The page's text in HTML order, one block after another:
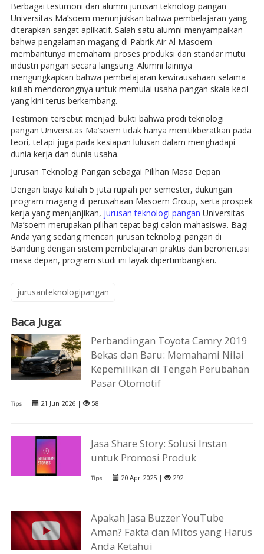
Berbagai testimoni dari alumni jurusan teknologi pangan
Universitas Ma’soem menunjukkan bahwa pembelajaran yang
diterapkan sangat aplikatif. Salah satu alumni menyampaikan
bahwa pengalaman magang di Pabrik Air Al Masoem
membantunya memahami proses produksi dan standar mutu
industri pangan secara langsung. Alumni lainnya
mengungkapkan bahwa pembelajaran kewirausahaan selama
kuliah mendorongnya untuk memulai usaha pangan skala kecil
yang kini terus berkembang.
Testimoni tersebut menjadi bukti bahwa prodi teknologi
pangan Universitas Ma’soem tidak hanya menitikberatkan pada
teori, tetapi juga pada kesiapan lulusan dalam menghadapi
dunia kerja dan dunia usaha.
Jurusan Teknologi Pangan sebagai Pilihan Masa Depan
Dengan biaya kuliah 5 juta rupiah per semester, dukungan
program magang di perusahaan Masoem Group, serta prospek
kerja yang menjanjikan, jurusan teknologi pangan Universitas
Ma’soem merupakan pilihan tepat bagi calon mahasiswa. Bagi
Anda yang sedang mencari jurusan teknologi pangan di
Bandung dengan sistem pembelajaran praktis dan berorientasi
masa depan, program studi ini layak dipertimbangkan.
jurusanteknologipangan
Baca Juga:
Perbandingan Toyota Camry 2019
Bekas dan Baru: Memahami Nilai
Kepemilikan di Tengah Perubahan
Pasar Otomotif
Tips 21 Jun 2026 | 58
Jasa Share Story: Solusi Instan
untuk Promosi Produk
Tips 20 Apr 2025 | 292
Apakah Jasa Buzzer YouTube
Aman? Fakta dan Mitos yang Harus
Anda Ketahui